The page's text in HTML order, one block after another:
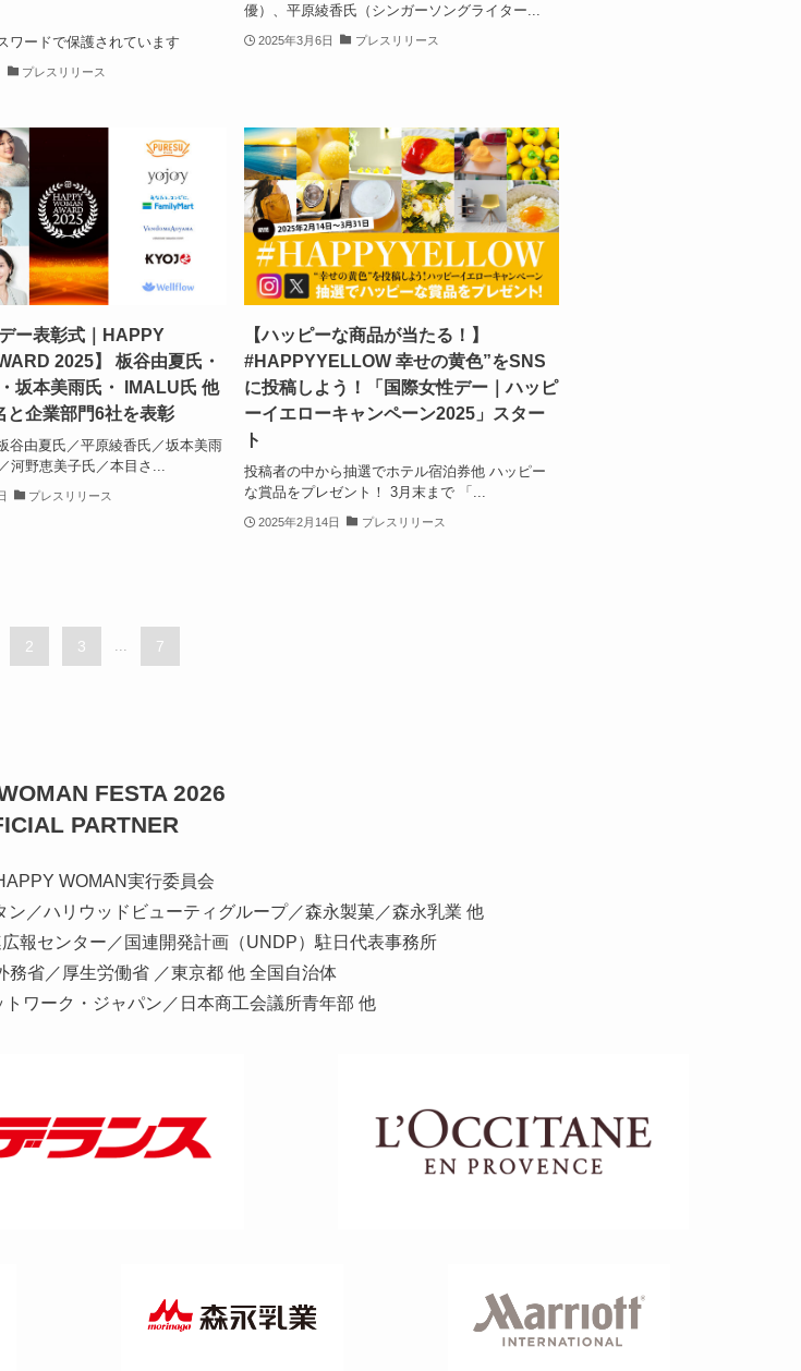
ワードで保護されています
プレスリリース
優）、平原綾香氏（シンガーソングライター...
2025年3月6日 プレスリリース
デー表彰式｜HAPPY
2025】 板谷由夏氏・
坂本美雨氏・ IMALU氏 他
と企業部門6社を表彰
谷由夏氏／平原綾香氏／坂本美雨
河野恵美子氏／本目さ...
プレスリリース
【ハッピーな商品が当たる！】
#HAPPYYELLOW 幸せの黄色”をSNS
に投稿しよう！「国際女性デー｜ハッピ
ーイエローキャンペーン2025」スター
ト
投稿者の中から抽選でホテル宿泊券他 ハッピー
な賞品をプレゼント！ 3月末まで 「...
2025年2月14日 プレスリリース
2 3 7
FESTA 2026
PARTNER
WOMAN実行委員会
ン／ハリウッドビューティグループ／森永製菓／森永乳業 他
報センター／国連開発計画（UNDP）駐日代表事務所
務省／厚生労働省 ／東京都 他 全国自治体
ワーク・ジャパン／日本商工会議所青年部 他